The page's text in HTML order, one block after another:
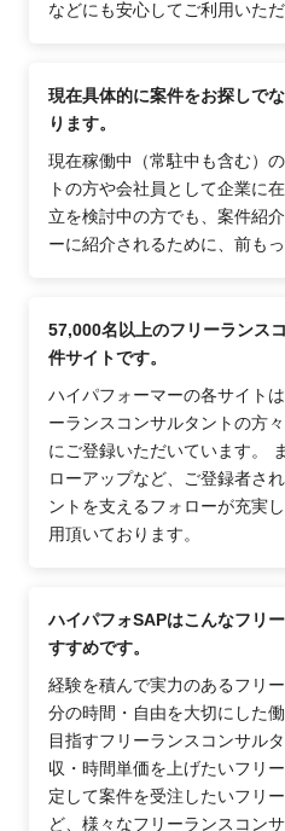
などにも安心してご利用いただ
現在具体的に案件をお探しで
ります。
現在稼働中（常駐中も含む）
トの方や会社員として企業に
立を検討中の方でも、案件紹
ーに紹介されるために、前も
57,000名以上のフリーランス
件サイトです。
ハイパフォーマーの各サイト
ーランスコンサルタントの方
にご登録いただいています。
ローアップなど、ご登録者さ
ントを支えるフォローが充実
用頂いております。
ハイパフォSAPはこんなフリ
すすめです。
経験を積んで実力のあるフリ
分の時間・自由を大切にした
目指すフリーランスコンサル
収・時間単価を上げたいフリ
定して案件を受注したいフリ
ど、様々なフリーランスコン